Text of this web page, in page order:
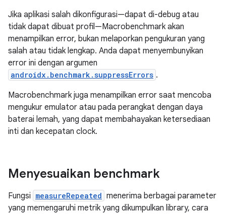
Jika aplikasi salah dikonfigurasi—dapat di-debug atau
tidak dapat dibuat profil—Macrobenchmark akan
menampilkan error, bukan melaporkan pengukuran yang
salah atau tidak lengkap. Anda dapat menyembunyikan
error ini dengan argumen
androidx.benchmark.suppressErrors .
Macrobenchmark juga menampilkan error saat mencoba
mengukur emulator atau pada perangkat dengan daya
baterai lemah, yang dapat membahayakan ketersediaan
inti dan kecepatan clock.
Menyesuaikan benchmark
Fungsi measureRepeated menerima berbagai parameter
yang memengaruhi metrik yang dikumpulkan library, cara